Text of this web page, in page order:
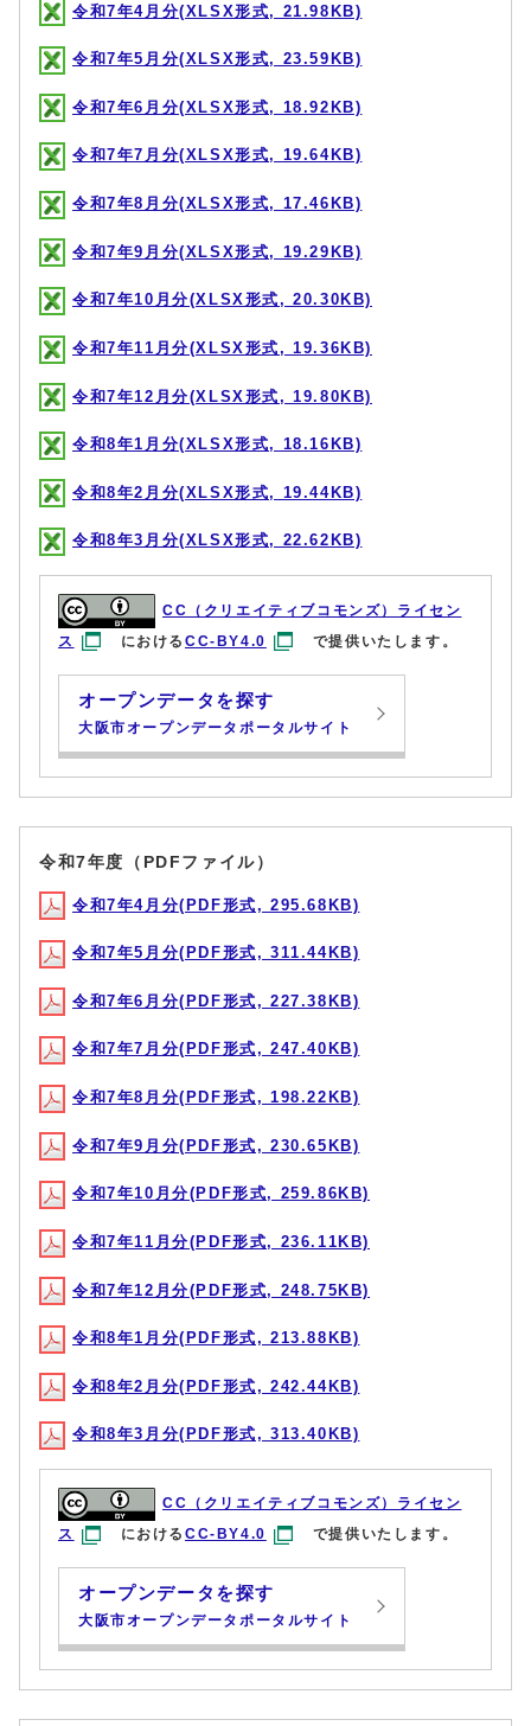
令和7年4月分(XLSX形式, 21.98KB)
令和7年5月分(XLSX形式, 23.59KB)
令和7年6月分(XLSX形式, 18.92KB)
令和7年7月分(XLSX形式, 19.64KB)
令和7年8月分(XLSX形式, 17.46KB)
令和7年9月分(XLSX形式, 19.29KB)
令和7年10月分(XLSX形式, 20.30KB)
令和7年11月分(XLSX形式, 19.36KB)
令和7年12月分(XLSX形式, 19.80KB)
令和8年1月分(XLSX形式, 18.16KB)
令和8年2月分(XLSX形式, 19.44KB)
令和8年3月分(XLSX形式, 22.62KB)
CC（クリエイティブコモンズ）ライセン
ス
におけるCC-BY4.0 で提供いたします。
オープンデータを探す
大阪市オープンデータポータルサイト
令和7年度（PDFファイル）
令和7年4月分(PDF形式, 295.68KB)
令和7年5月分(PDF形式, 311.44KB)
令和7年6月分(PDF形式, 227.38KB)
令和7年7月分(PDF形式, 247.40KB)
令和7年8月分(PDF形式, 198.22KB)
令和7年9月分(PDF形式, 230.65KB)
令和7年10月分(PDF形式, 259.86KB)
令和7年11月分(PDF形式, 236.11KB)
令和7年12月分(PDF形式, 248.75KB)
令和8年1月分(PDF形式, 213.88KB)
令和8年2月分(PDF形式, 242.44KB)
令和8年3月分(PDF形式, 313.40KB)
CC（クリエイティブコモンズ）ライセン
ス
におけるCC-BY4.0 で提供いたします。
オープンデータを探す
大阪市オープンデータポータルサイト